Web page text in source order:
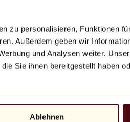
zu personalisieren, Funktionen
Außerdem geben wir
und Analysen weiter.
Sie ihnen bereitgestellt haben
Ablehnen